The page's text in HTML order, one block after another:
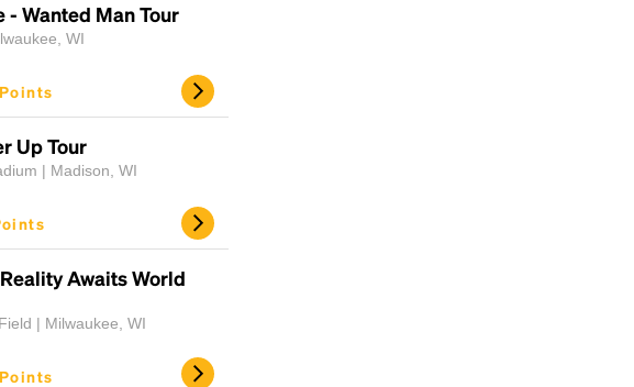
- Wanted Man Tour
WI
Up Tour
| Madison, WI
Awaits World
| Milwaukee, WI